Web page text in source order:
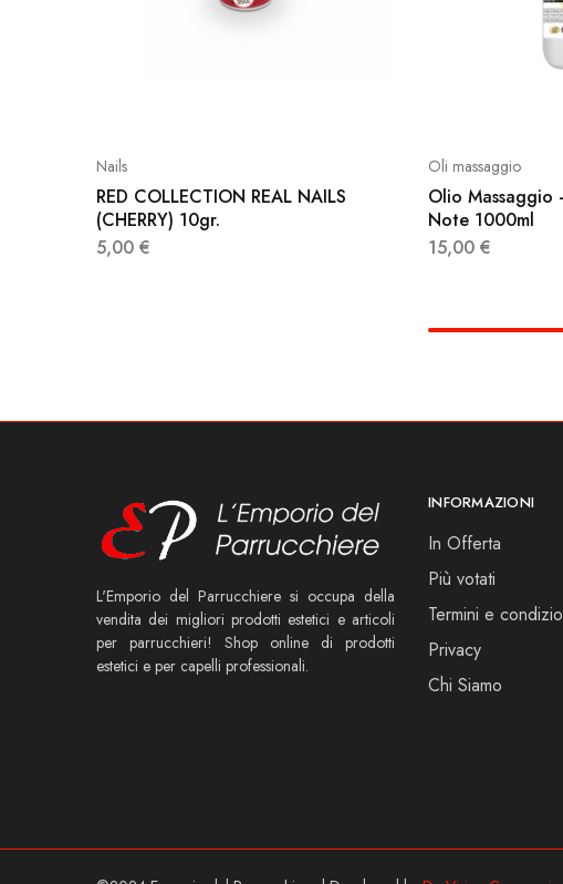
Nails
RED COLLECTION REAL NAILS
(CHERRY) 10gr.
5,00 €
Oli massaggio
Olio Massaggio
Note 1000ml
15,00 €
L'Emporio del Parrucchiere si occupa della
vendita dei migliori prodotti estetici e articoli
per parrucchieri! Shop online di prodotti
estetici e per capelli professionali.
INFORMAZIONI
In Offerta
Più votati
Termini e
Privacy
Chi Siamo